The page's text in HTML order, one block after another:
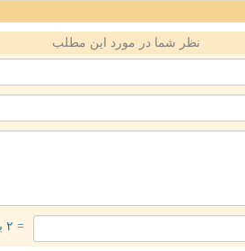
نظر شما در مورد این مطلب
= ۲ بعلاوه ۴